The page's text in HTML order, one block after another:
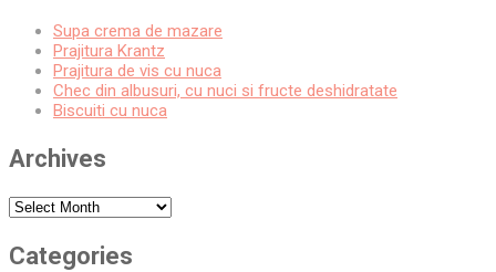
Supa crema de mazare
Prajitura Krantz
Prajitura de vis cu nuca
Chec din albusuri, cu nuci si fructe deshidratate
Biscuiti cu nuca
Archives
Archives
Categories